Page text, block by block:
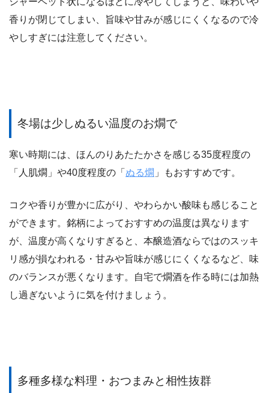
香りが閉じてしまい、旨味や甘みが感じにくくなるので冷
やしすぎには注意してください。
冬場は少しぬるい温度のお燗で
寒い時期には、ほんのりあたたかさを感じる35度程度の
「人肌燗」や40度程度の「 ぬる燗 」もおすすめです。
コクや香りが豊かに広がり、やわらかい酸味も感じること
ができます。銘柄によっておすすめの温度は異なります
が、温度が高くなりすぎると、本醸造酒ならではのスッキ
リ感が損なわれる・甘みや旨味が感じにくくなるなど、味
のバランスが悪くなります。自宅で燗酒を作る時には加熱
し過ぎないように気を付けましょう。
多種多様な料理・おつまみと相性抜群